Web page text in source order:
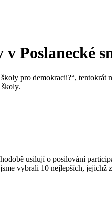
Poslanecké
pro demokracii?“,
školy.
usilují o posilování
vybrali 10 nejlepších,